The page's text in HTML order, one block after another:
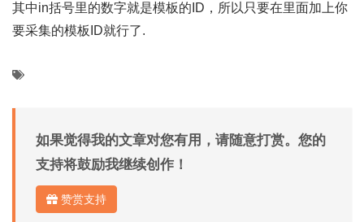
其中in括号里的数字就是模板的ID，所以只要在里面加上你
要采集的模板ID就行了.
如果觉得我的文章对您有用，请随意打赏。您的
支持将鼓励我继续创作！
赞赏支持